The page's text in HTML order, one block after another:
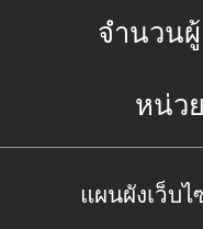
จำนวน
หน่ว
แผนผังเว็บไ